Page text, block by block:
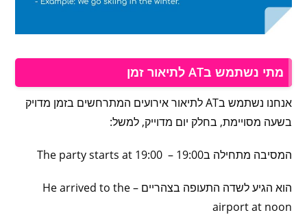
מתי נשתמש בAT לתיאור זמן
אנחנו נשתמש בAT לתיאור אירועים המתרחשים בזמן מדויק
בשעה מסויימת, בחלק יום מדוייק, למשל:
המסיבה מתחילה ב19:00 – The party starts at 19:00
הוא הגיע לשדה התעופה בצהריים – He arrived to the
airport at noon